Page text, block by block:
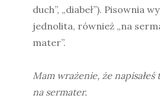
duch”, „diabeł”). Pisownia
jednolita, również „na
mater”.
Mam wrażenie, że
na sermater.